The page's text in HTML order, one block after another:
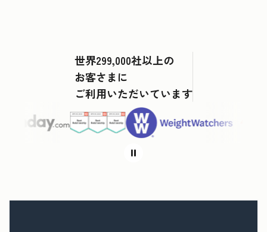
世界299,000社以上の
お客さまに
ご利用いただいています